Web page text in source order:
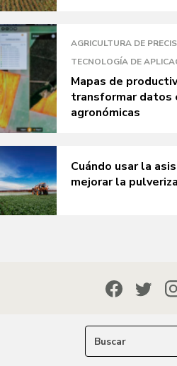
AGRICULTURA DE
TECNOLOGÍA DE
Mapas de
transformar datos
agronómicas
Cuándo usar la
mejorar la